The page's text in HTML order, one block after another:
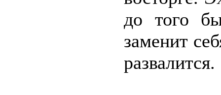
до того
заменит
развалится.